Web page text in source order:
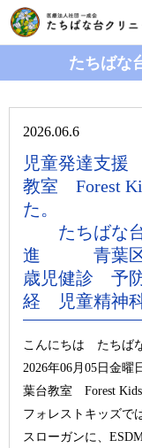
たちばな
2026.06.6
児童発達支
教室 Forest
たちばな台
進 青葉区
歳児健診 予
経 児童精神
こんにちは たちば
2026年06月05日金
葉台教室 Forest
フォレストキッズで
スローガンに、